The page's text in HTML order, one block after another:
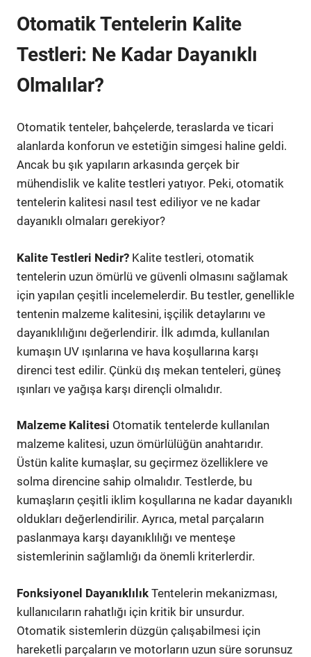
Otomatik Tentelerin Kalite
Testleri: Ne Kadar Dayanıklı
Olmalılar?
Otomatik tenteler, bahçelerde, teraslarda ve ticari
alanlarda konforun ve estetiğin simgesi haline geldi.
Ancak bu şık yapıların arkasında gerçek bir
mühendislik ve kalite testleri yatıyor. Peki, otomatik
tentelerin kalitesi nasıl test ediliyor ve ne kadar
dayanıklı olmaları gerekiyor?
Kalite Testleri Nedir? Kalite testleri, otomatik
tentelerin uzun ömürlü ve güvenli olmasını sağlamak
için yapılan çeşitli incelemelerdir. Bu testler, genellikle
tentenin malzeme kalitesini, işçilik detaylarını ve
dayanıklılığını değerlendirir. İlk adımda, kullanılan
kumaşın UV ışınlarına ve hava koşullarına karşı
direnci test edilir. Çünkü dış mekan tenteleri, güneş
ışınları ve yağışa karşı dirençli olmalıdır.
Malzeme Kalitesi Otomatik tentelerde kullanılan
malzeme kalitesi, uzun ömürlülüğün anahtarıdır.
Üstün kalite kumaşlar, su geçirmez özelliklere ve
solma direncine sahip olmalıdır. Testlerde, bu
kumaşların çeşitli iklim koşullarına ne kadar dayanıklı
oldukları değerlendirilir. Ayrıca, metal parçaların
paslanmaya karşı dayanıklılığı ve menteşe
sistemlerinin sağlamlığı da önemli kriterlerdir.
Fonksiyonel Dayanıklılık Tentelerin mekanizması,
kullanıcıların rahatlığı için kritik bir unsurdur.
Otomatik sistemlerin düzgün çalışabilmesi için
hareketli parçaların ve motorların uzun süre sorunsuz